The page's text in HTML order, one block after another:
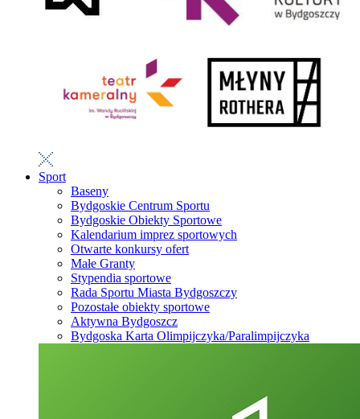
Sport
Baseny
Bydgoskie Centrum Sportu
Bydgoskie Obiekty Sportowe
Kalendarium imprez sportowych
Otwarte konkursy ofert
Małe Granty
Stypendia sportowe
Rada Sportu Miasta Bydgoszczy
Pozostałe obiekty sportowe
Aktywna Bydgoszcz
Bydgoska Karta Olimpijczyka/Paralimpijczyka